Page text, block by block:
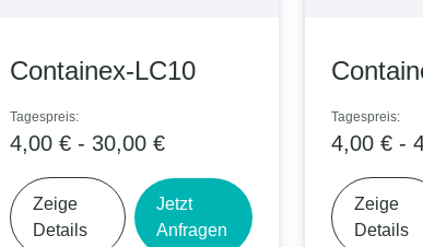
Containex-LC10
Tagespreis:
4,00 € - 30,00 €
Zeige
Details
Jetzt
Anfragen
Tagespreis:
4,00 € -
Zeige
Details